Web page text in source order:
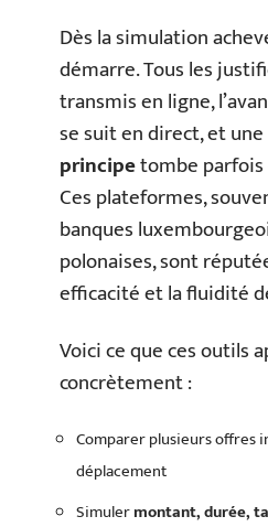
Dès la simulation
démarre. Tous les
transmis en ligne,
se suit en direct, et une
principetombe parfois
Ces plateformes,
banques
polonaises, sont
efficacité et la fluidité
Voici ce que ces outils
concrètement :
Comparer plusieurs offres
déplacement
Simulermontant, durée,